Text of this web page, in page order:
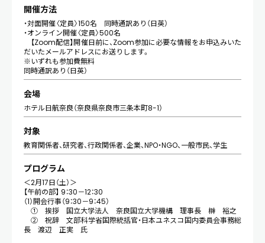
開催方法
・対面開催〈定員〉150名 同時通訳あり（日英）
・オンライン開催〈定員〉500名
【Zoom配信】開催日前に、Zoom参加に必要な情報をお申込みいた
だいたメールアドレスにお送りします。
※いずれも参加費無料
同時通訳あり（日英）
会場
ホテル日航奈良（奈良県奈良市三条本町8-1）
対象
教育関係者、研究者、行政関係者、企業、NPO・NGO、一般市民、学生
プログラム
＜2月17日（土）＞
【午前の部】 9：30－12：30
（1）開会行事（9：30－9：45）
① 挨拶 国立大学法人 奈良国立大学機構 理事長 榊 裕之
② 祝辞 文部科学省国際統括官・日本ユネスコ国内委員会事務総
長 渡辺 正実 氏